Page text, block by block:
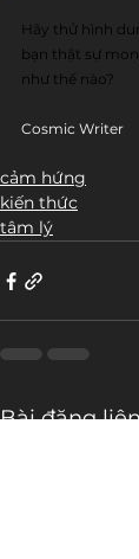
Hãy thử hình
bạn thật sự
như thế nào?
Cosmic Writer
cảm hứng
kiến thức
tâm lý
Bài đăng